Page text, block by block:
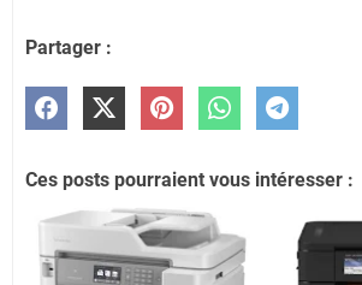
Partager :
Ces posts pourraient vous intéresser :